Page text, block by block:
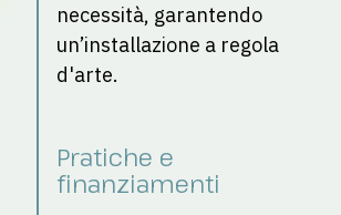
necessità, garantendo
un’installazione a regola
d'arte.
Pratiche e
finanziamenti